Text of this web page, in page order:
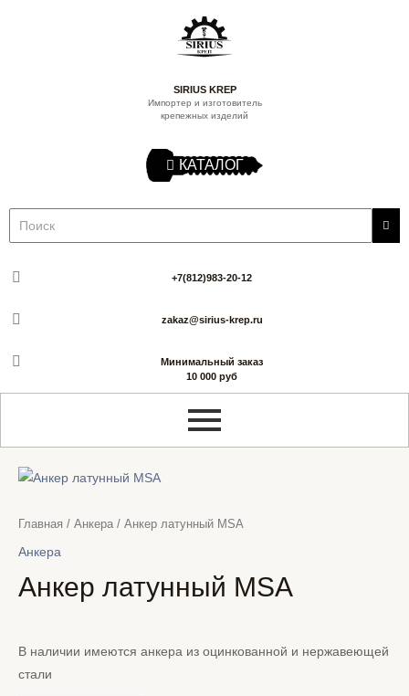
SIRIUS KREP
Импортер и изготовитель
крепежных изделий
КАТАЛОГ
+7(812)983-20-12
zakaz@sirius-krep.ru
Минимальный заказ
10 000 руб
Главная / Анкера / Анкер латунный MSA
Анкера
Анкер латунный MSA
В наличии имеются анкера из оцинкованной и нержавеющей
стали